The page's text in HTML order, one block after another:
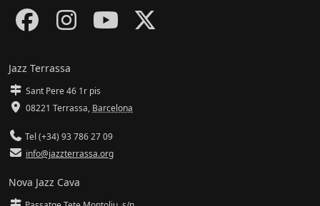
Jazz Terrassa
Sant Pere 46 1r pis
08221 Terrassa, Barcelona
Tel (+34) 93 786 27 09
info@jazzterrassa.org
Nova Jazz Cava